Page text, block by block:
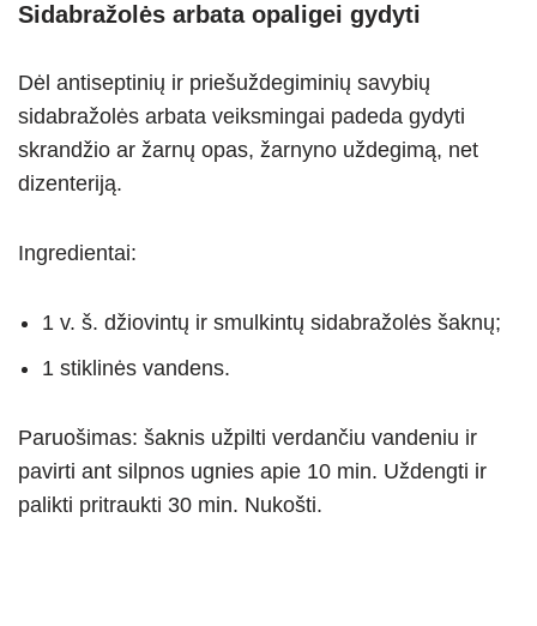
Sidabražolės arbata opaligei gydyti
Dėl antiseptinių ir priešuždegiminių savybių
sidabražolės arbata veiksmingai padeda gydyti
skrandžio ar žarnų opas, žarnyno uždegimą, net
dizenteriją.
Ingredientai:
1 v. š. džiovintų ir smulkintų sidabražolės šaknų;
1 stiklinės vandens.
Paruošimas: šaknis užpilti verdančiu vandeniu ir
pavirti ant silpnos ugnies apie 10 min. Uždengti ir
palikti pritraukti 30 min. Nukošti.